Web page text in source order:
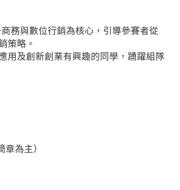
務與數位行銷為核心，引導參賽者從
策略。
用及創新創業有興趣的同學，踴躍組隊
章為主）